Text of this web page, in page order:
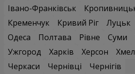
Івано-Франківськ
Кременчук
Кривий Ріг Луцьк
Одеса
Полтава Рівне Суми
Ужгород
Харків Херсон
Черкаси
Чернівці
Чернігів